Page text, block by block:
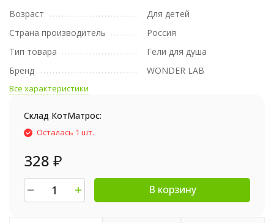
Возраст
Для детей
Страна производитель
Россия
Тип товара
Гели для душа
Бренд
WONDER LAB
Все характеристики
Склад КотМатрос:
Осталась 1 шт.
328 ₽
В корзину